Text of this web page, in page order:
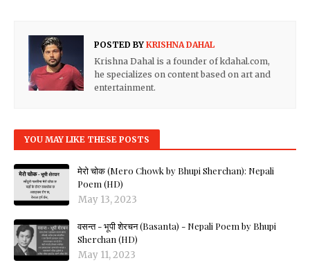
POSTED BY KRISHNA DAHAL
Krishna Dahal is a founder of kdahal.com,
he specializes on content based on art and
entertainment.
YOU MAY LIKE THESE POSTS
मेरो चोक (Mero Chowk by Bhupi Sherchan): Nepali
Poem (HD)
May 13, 2023
वसन्त - भूपी शेरचन (Basanta) - Nepali Poem by Bhupi
Sherchan (HD)
May 11, 2023